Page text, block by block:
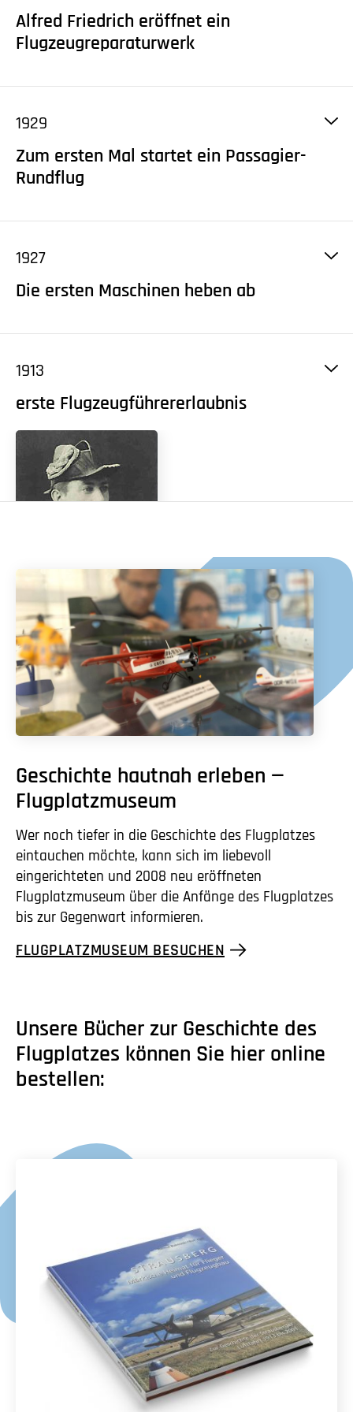
erster Segelflieger Hans Blumberg mit vor Ort.
Alfred Friedrich eröffnet ein
Flugzeugreparaturwerk
1929
Zum ersten Mal startet ein Passagier-
Rundflug
1927
Die ersten Maschinen heben ab
1913
erste Flugzeugführererlaubnis
Der ehemalige Oberleutnant zur See, Felix Schulz,
aus Strausberg erhält die Flugzeugführererlaubnis
Nr. 367 des „Deutschen Luftfahrerverbandes„
Geschichte hautnah erleben —
Flugplatzmuseum
Wer noch tiefer in die Geschichte des Flugplatzes
eintauchen möchte, kann sich im liebevoll
eingerichteten und 2008 neu eröffneten
Flugplatzmuseum über die Anfänge des Flugplatzes
bis zur Gegenwart informieren.
FLUGPLATZMUSEUM BESUCHEN
Unsere Bücher zur Geschichte des
Flugplatzes können Sie hier online
bestellen: